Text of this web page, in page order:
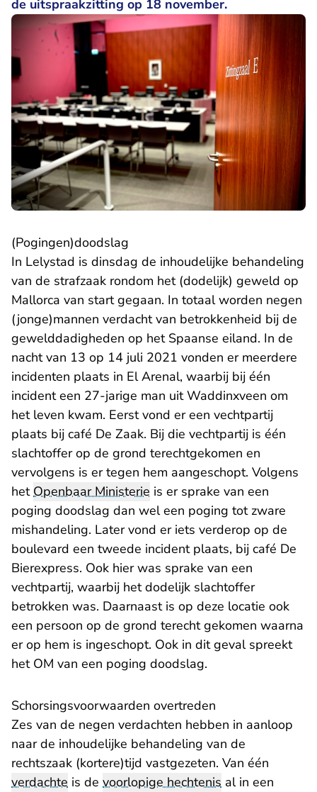
de uitspraakzitting op 18 november.
(Pogingen)doodslag
In Lelystad is dinsdag de inhoudelijke behandeling
van de strafzaak rondom het (dodelijk) geweld op
Mallorca van start gegaan. In totaal worden negen
(jonge)mannen verdacht van betrokkenheid bij de
gewelddadigheden op het Spaanse eiland. In de
nacht van 13 op 14 juli 2021 vonden er meerdere
incidenten plaats in El Arenal, waarbij bij één
incident een 27-jarige man uit Waddinxveen om
het leven kwam. Eerst vond er een vechtpartij
plaats bij café De Zaak. Bij die vechtpartij is één
slachtoffer op de grond terechtgekomen en
vervolgens is er tegen hem aangeschopt. Volgens
hetOpenbaar Ministerie is er sprake van een
poging doodslag dan wel een poging tot zware
mishandeling. Later vond er iets verderop op de
boulevard een tweede incident plaats, bij café De
Bierexpress. Ook hier was sprake van een
vechtpartij, waarbij het dodelijk slachtoffer
betrokken was. Daarnaast is op deze locatie ook
een persoon op de grond terecht gekomen waarna
er op hem is ingeschopt. Ook in dit geval spreekt
het OM van een poging doodslag.
Schorsingsvoorwaarden overtreden
Zes van de negen verdachten hebben in aanloop
naar de inhoudelijke behandeling van de
rechtszaak (kortere)tijd vastgezeten. Van één
verdachte is de voorlopige hechtenis al in een